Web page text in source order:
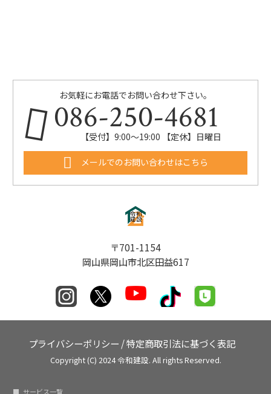
お気軽にお電話でお問い合わせ下さい。
086-250-4681
【受付】9:00〜19:00 【定休】日曜日
メールでのお問い合わせはこちら
〒701-1154
岡山県岡山市北区田益617
プライバシーポリシー /特定商取引法に基づく表記
Copyright (C) 2024 令和建設. All rights Reserved.
サービス一覧